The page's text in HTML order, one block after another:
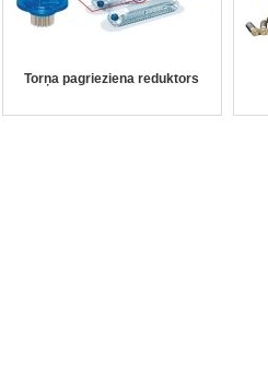
Torņa pagrieziena reduktors